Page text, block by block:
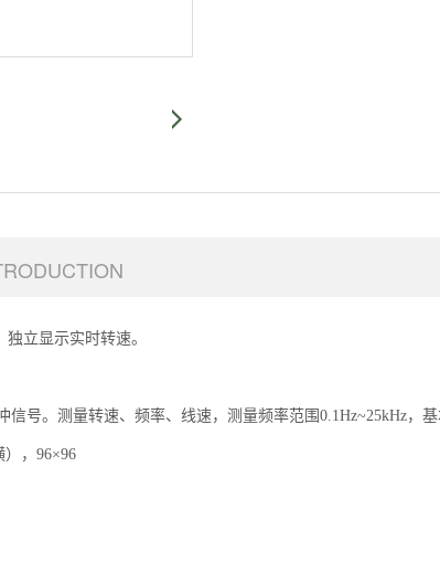
立显示实时转速。
号。测量转速、频率、线速，测量频率范围0.1Hz~25kHz，
，96×96